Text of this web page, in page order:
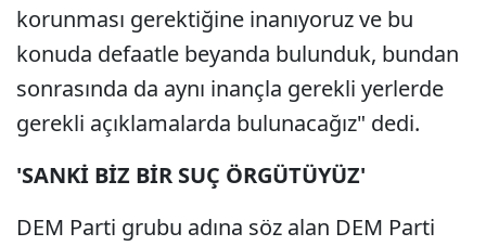
korunması gerektiğine inanıyoruz ve bu
konuda defaatle beyanda bulunduk, bundan
sonrasında da aynı inançla gerekli yerlerde
gerekli açıklamalarda bulunacağız" dedi.
'SANKİ BİZ BİR SUÇ ÖRGÜTÜYÜZ'
DEM Parti grubu adına söz alan DEM Parti